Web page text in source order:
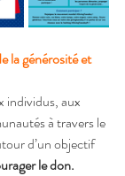
la générosité et
individus, aux
à travers le
d’un objectif
le don.